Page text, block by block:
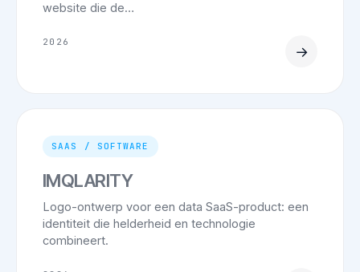
website die de…
2026
→
SAAS / SOFTWARE
IMQLARITY
Logo-ontwerp voor een data SaaS-product: een
identiteit die helderheid en technologie
combineert.